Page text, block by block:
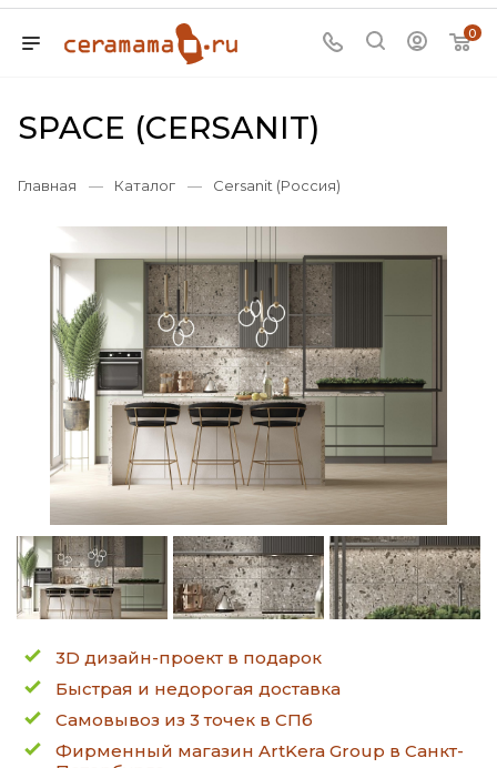
0
SPACE (CERSANIT)
Главная — Каталог — Cersanit (Россия)
3D дизайн-проект в подарок
Быстрая и недорогая доставка
Самовывоз из 3 точек в СПб
Фирменный магазин ArtKera Group в Санкт-